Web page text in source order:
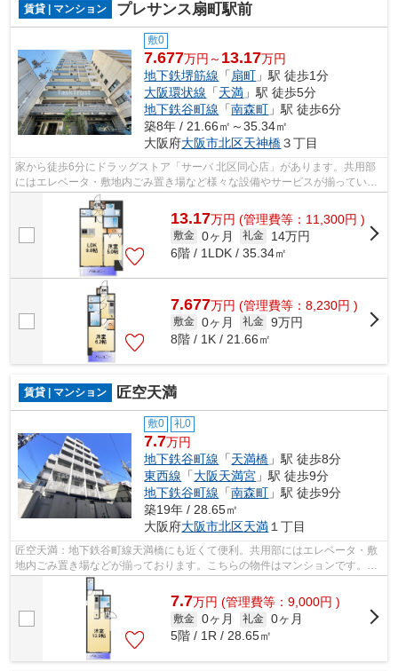
賃貸 | マンション プレサンス扇町駅前
敷0
7.677万円～ 13.17万円
地下鉄堺筋線 「 扇町 」駅 徒歩1分
大阪環状線 「天満 」駅 徒歩5分
地下鉄谷町線 「南森町 」駅 徒歩6分
築8年 / 21.66㎡～35.34㎡
大阪府大阪市北区天神橋３丁目
家から徒歩6分にドラッグストア「サーバ 北区同心店」があります。共用部
にはエレベータ・敷地内ごみ置き場など様々な設備やサービスが揃っている
ので便利です。自宅から2駅利用できる...
13.17万円 (管理費等：11,300円 )
敷金 0ヶ月 礼金
14万円
6階 / 1LDK / 35.34㎡
7.677万円 (管理費等：8,230円 )
敷金 0ヶ月 礼金 9万円
8階 / 1K / 21.66㎡
賃貸 | マンション 匠空天満
敷0 礼0
7.7万円
地下鉄谷町線 「天満橋 」駅 徒歩8分
東西線 「大阪天満宮 」駅 徒歩9分
地下鉄谷町線 「南森町 」駅 徒歩9分
築19年 / 28.65㎡
大阪府大阪市北区天満 １丁目
匠空天満：地下鉄谷町線天満橋にも近くて便利。共用部にはエレベータ・敷
地内ごみ置き場などが揃っております。こちらの物件はマンションです。室
内に新鮮な空気を取り入れやすい風通...
7.7万円 (管理費等：9,000円 )
敷金 0ヶ月 礼金 0ヶ月
5階 / 1R / 28.65㎡